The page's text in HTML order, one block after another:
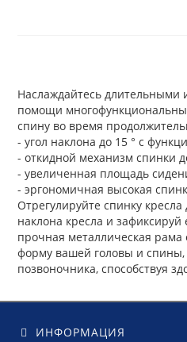
Наслаждайтесь длительными
помощи
спину во время
- угол наклона до 15 ° с
- откидной механизм спинки
- увеличенная площадь
- эргономичная высокая
Отрегулируйте спинку
наклона кресла и
прочная металлическая
форму вашей головы и спины,
позвоночника, способствуя
ИНФОРМАЦИЯ